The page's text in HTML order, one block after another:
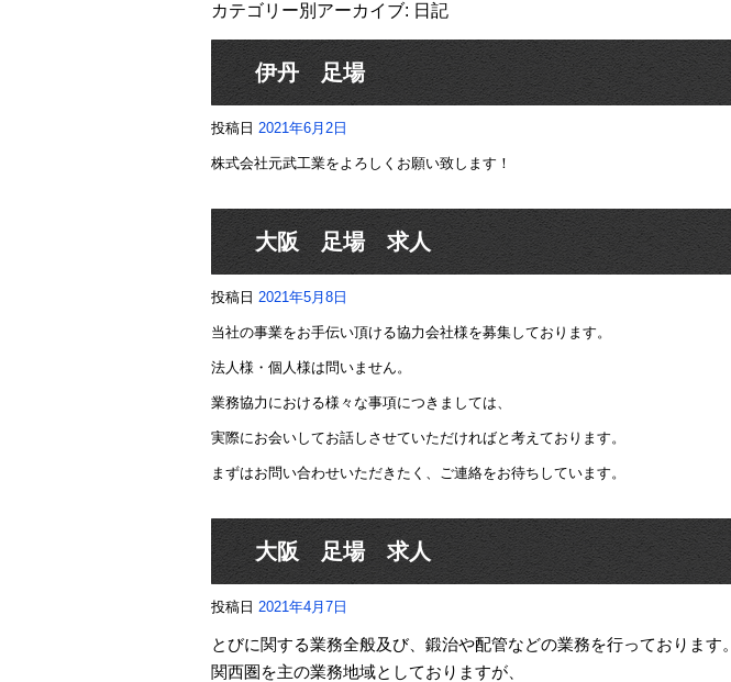
カテゴリー別アーカイブ: 日記
伊丹 足場
投稿日 2021年6月2日
株式会社元武工業をよろしくお願い致します！
大阪 足場 求人
投稿日 2021年5月8日
当社の事業をお手伝い頂ける協力会社様を募集しております。
法人様・個人様は問いません。
業務協力における様々な事項につきましては、
実際にお会いしてお話しさせていただければと考えております。
まずはお問い合わせいただきたく、ご連絡をお待ちしています。
大阪 足場 求人
投稿日 2021年4月7日
とびに関する業務全般及び、鍛治や配管などの業務を行っております。
関西圏を主の業務地域としておりますが、